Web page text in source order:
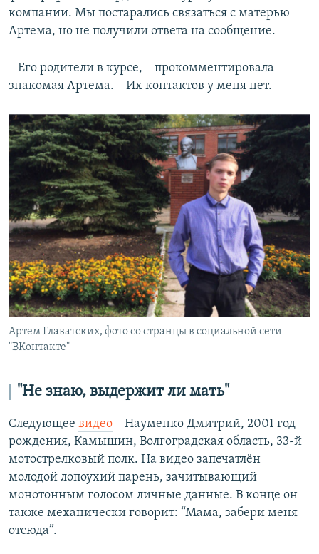
компании. Мы постарались связаться с матерью
Артема, но не получили ответа на сообщение.
– Его родители в курсе, – прокомментировала
знакомая Артема. – Их контактов у меня нет.
Артем Главатских, фото со странцы в социальной сети
"ВКонтакте"
"Не знаю, выдержит ли мать"
Следующее видео – Науменко Дмитрий, 2001 год
рождения, Камышин, Волгоградская область, 33-й
мотострелковый полк. На видео запечатлён
молодой лопоухий парень, зачитывающий
монотонным голосом личные данные. В конце он
также механически говорит: “Мама, забери меня
отсюда”.